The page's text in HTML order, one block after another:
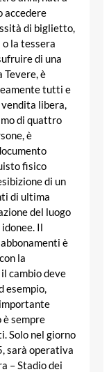
accedere
di biglietto,
o la tessera
di una
è
tutti e
libera,
di quattro
è
fisico
di un
di ultima
del luogo
Il
è
la
cambio deve
esempio,
sempre
Solo nel giorno
sarà operativa
– Stadio dei